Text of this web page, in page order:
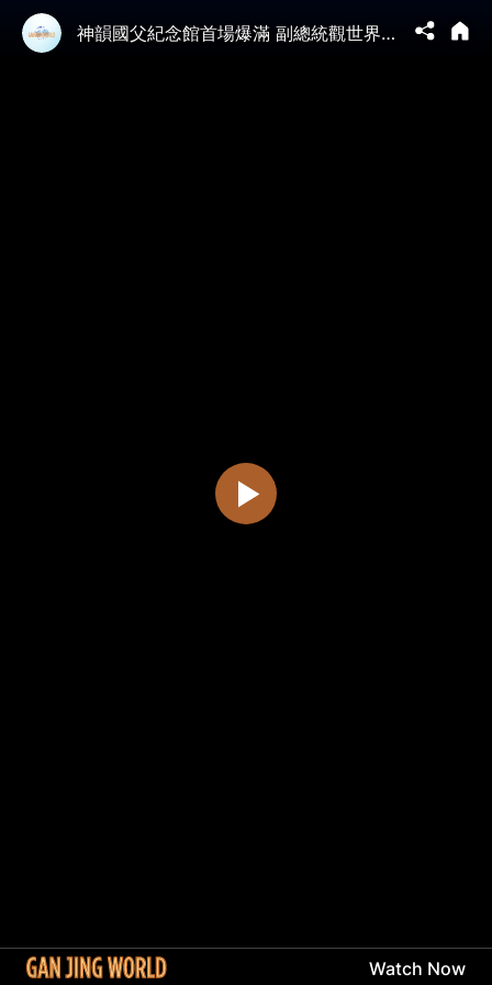
神韻國父紀念館首場爆滿 副總統觀世界第一秀
Watch Now